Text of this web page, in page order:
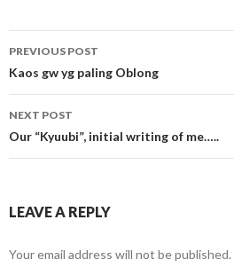
Post
navigation
PREVIOUS POST
Kaos gw yg paling Oblong
NEXT POST
Our “Kyuubi”, initial writing of me…..
LEAVE A REPLY
Your email address will not be published.